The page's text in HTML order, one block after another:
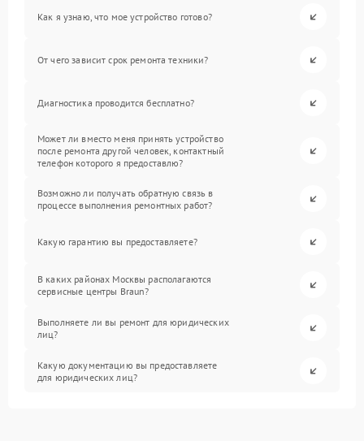
Как я узнаю, что мое устройство готово?
От чего зависит срок ремонта техники?
Диагностика проводится бесплатно?
Может ли вместо меня принять устройство
после ремонта другой человек, контактный
телефон которого я предоставлю?
Возможно ли получать обратную связь в
процессе выполнения ремонтных работ?
Какую гарантию вы предоставляете?
В каких районах Москвы располагаются
сервисные центры Braun?
Выполняете ли вы ремонт для юридических
лиц?
Какую документацию вы предоставляете
для юридических лиц?